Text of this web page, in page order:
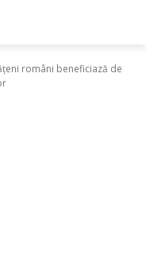
români beneficiază de